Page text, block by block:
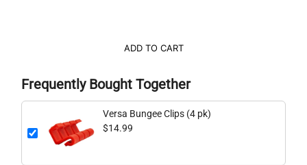
ADD TO CART
Frequently Bought Together
Versa Bungee Clips (4 pk)
$14.99